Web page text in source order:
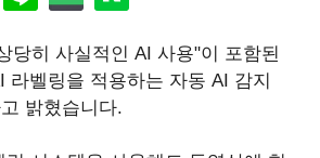
당히 사실적인 AI 사용"이 포함된
라벨링을 적용하는 자동 AI 감지
밝혔습니다.